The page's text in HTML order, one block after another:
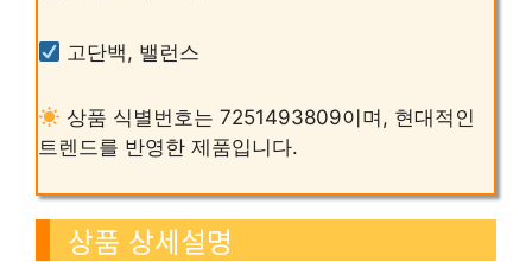
고단백, 밸런스
상품 식별번호는 7251493809이며, 현대적인
트렌드를 반영한 제품입니다.
상품 상세설명